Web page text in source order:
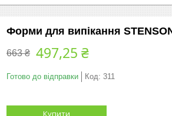
Форми для випікання
663 ₴ 497,25 ₴
Готово до відправки Код: 311
Купити